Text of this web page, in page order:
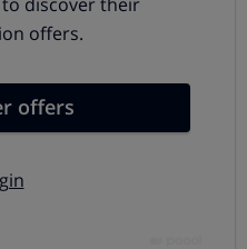
piel de la cara con agua
usaron un
de la piel antes y
, como parámetro de la
un